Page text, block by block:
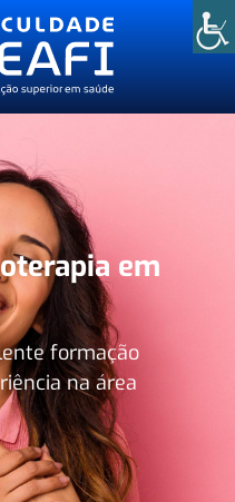
em
formação
na área